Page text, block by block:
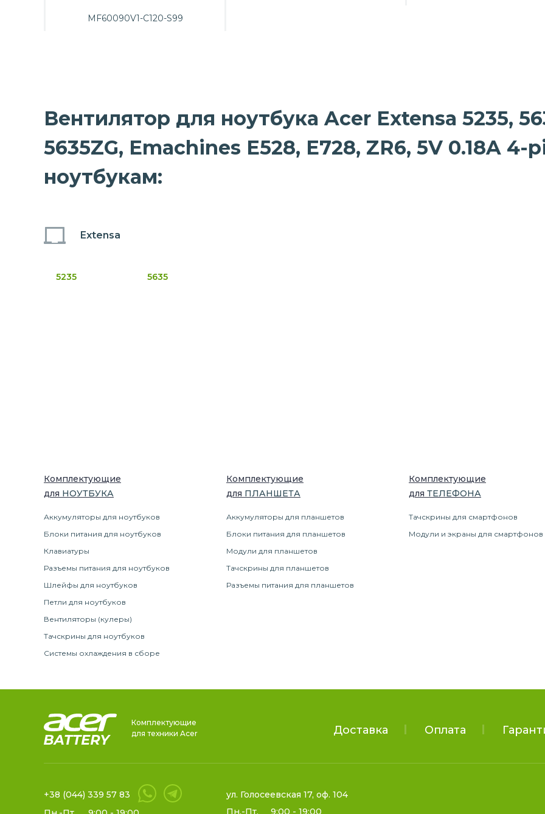
MF60090V1-C120-S99
Вентилятор для ноутбука Acer Extensa 5235,
5635ZG, Emachines E528, E728, ZR6, 5V 0.18A
ноутбукам:
Extensa
5235 5635
Комплектующие
для НОУТБУКА
Аккумуляторы для ноутбуков
Блоки питания для ноутбуков
Клавиатуры
Разъемы питания для ноутбуков
Шлейфы для ноутбуков
Петли для ноутбуков
Вентиляторы (кулеры)
Тачскрины для ноутбуков
Системы охлаждения в сборе
Комплектующие
для ПЛАНШЕТА
Аккумуляторы для планшетов
Блоки питания для планшетов
Модули для планшетов
Тачскрины для планшетов
Разъемы питания для планшетов
Комплектующие
для ТЕЛЕФОНА
Тачскрины для смартфонов
Модули и экраны для смартфонов
Комплектующие
для техники Acer
Доставка Оплата
+38 (044) 339 57 83
ул. Голосеевская 17, оф. 104
Пн.-Пт.
9:00 - 19:00